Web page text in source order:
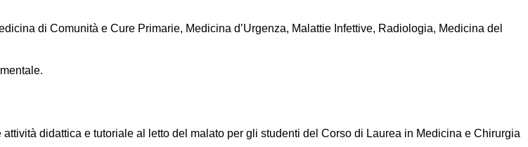
di Comunità e Cure Primarie, Medicina d’Urgenza, Malattie Infettive, Radiologia, Medicina del
didattica e tutoriale al letto del malato per gli studenti del Corso di Laurea in Medicina e Chirurgia